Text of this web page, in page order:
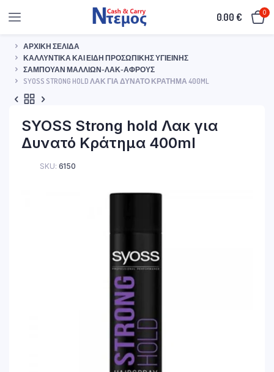
0.00€ 0
ΑΡΧΙΚΉ ΣΕΛΊΔΑ
ΚΑΛΛΥΝΤΙΚΆ ΚΑΙ ΕΊΔΗ ΠΡΟΣΩΠΙΚΉΣ ΥΓΙΕΙΝΉΣ
ΣΑΜΠΟΥΆΝ ΜΑΛΛΙΏΝ-ΛΑΚ-ΑΦΡΟΎΣ
SYOSS STRONG HOLD ΛΑΚ ΓΙΑ ΔΥΝΑΤΌ ΚΡΆΤΗΜΑ 400ML
SYOSS Strong hold Λακ για
Δυνατό Κράτημα 400ml
SKU: 6150